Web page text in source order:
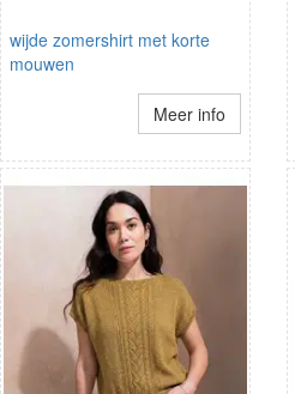
wijde zomershirt met korte
mouwen
Meer info